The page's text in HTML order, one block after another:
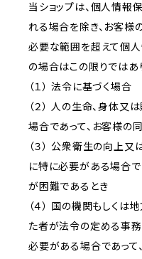
当ショップは、個人情報
れる場合を除き、お客様
必要な範囲を超えて個人
の場合はこの限りではあ
（１） 法令に基づく場合
（２） 人の生命、身体
場合であって、お客様の
（３） 公衆衛生の向上
に特に必要がある場合で
が困難であるとき
（４） 国の機関もしく
た者が法令の定める事
必要がある場合であって